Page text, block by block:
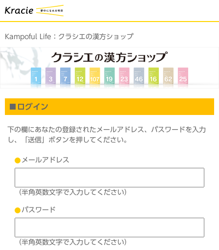
Kampoful Life： クラシエの漢方ショップ
ログイン
下の欄にあなたの登録されたメールアドレス、パスワードを入力
し、「送信」ボタンを押してください。
メールアドレス
（半角英数文字で入力してください）
パスワード
（半角英数文字で入力してください）